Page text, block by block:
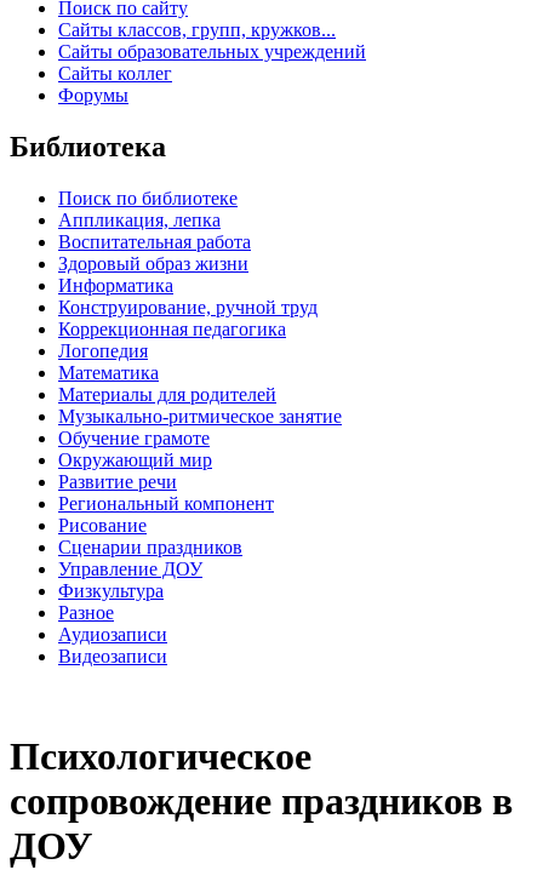
Поиск по сайту
Сайты классов, групп, кружков...
Сайты образовательных учреждений
Сайты коллег
Форумы
Библиотека
Поиск по библиотеке
Аппликация, лепка
Воспитательная работа
Здоровый образ жизни
Информатика
Конструирование, ручной труд
Коррекционная педагогика
Логопедия
Математика
Материалы для родителей
Музыкально-ритмическое занятие
Обучение грамоте
Окружающий мир
Развитие речи
Региональный компонент
Рисование
Сценарии праздников
Управление ДОУ
Физкультура
Разное
Аудиозаписи
Видеозаписи
Психологическое
сопровождение праздников в
ДОУ